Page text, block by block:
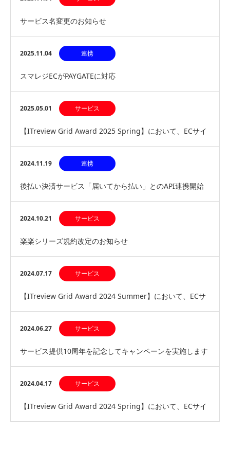
サービス名変更のお知らせ
2025.11.04 連携
スマレジECがPAYGATEに対応
2025.05.01 サービス
【ITreview Grid Award 2025 Spring】において、ECサイ
ト構築サービス部…
2024.11.19 連携
後払い決済サービス「届いてから払い」とのAPI連携開始
～マルチ決済型後払い決済サービスが利用可能に～…
2024.10.21 サービス
楽楽シリーズ規約改定のお知らせ
2024.07.17 サービス
【ITreview Grid Award 2024 Summer】において、ECサ
イト構築サービス部…
2024.06.27 サービス
サービス提供10周年を記念してキャンペーンを実施します
2024.04.17 サービス
【ITreview Grid Award 2024 Spring】において、ECサイ